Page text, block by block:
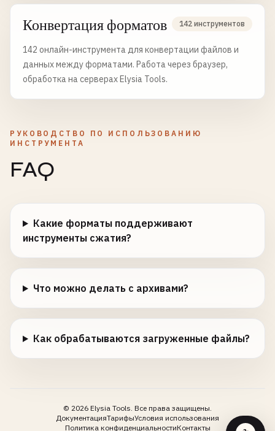
Конвертация форматов 142 инструментов
142 онлайн-инструмента для конвертации файлов и
данных между форматами. Работа через браузер,
обработка на серверах Elysia Tools.
РУКОВОДСТВО ПО ИСПОЛЬЗОВАНИЮ
ИНСТРУМЕНТА
FAQ
Какие форматы поддерживают
инструменты сжатия?
Что можно делать с архивами?
Как обрабатываются загруженные файлы?
© 2026 Elysia Tools. Все права защищены.
ДокументацияТарифыУсловия использования
Политика конфиденциальностиКонтакты